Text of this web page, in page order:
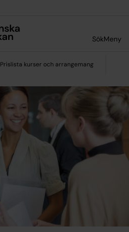
SökMeny
Prislista kurser och arrangemang